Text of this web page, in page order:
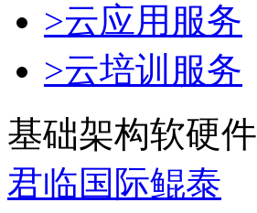
>云应用服务
>云培训服务
基础架构软硬件
君临国际鲲泰